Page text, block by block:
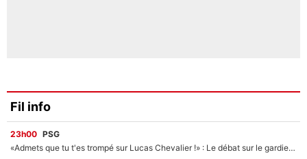
Fil info
23h00 PSG
«Admets que tu t'es trompé sur Lucas Chevalier !» : Le débat sur le gardien du PSG vire au clash à l'After Foot